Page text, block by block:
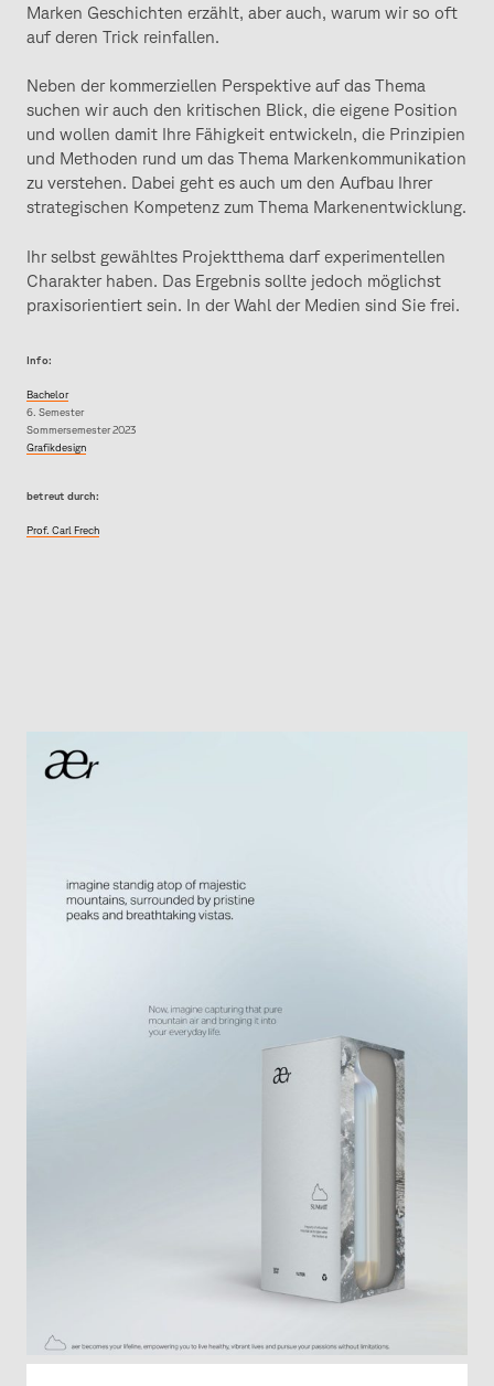
Marken Geschichten erzählt, aber auch, warum wir so oft
auf deren Trick reinfallen.
Neben der kommerziellen Perspektive auf das Thema
suchen wir auch den kritischen Blick, die eigene Position
und wollen damit Ihre Fähigkeit entwickeln, die Prinzipien
und Methoden rund um das Thema Markenkommunikation
zu verstehen. Dabei geht es auch um den Aufbau Ihrer
strategischen Kompetenz zum Thema Markenentwicklung.
Ihr selbst gewähltes Projektthema darf experimentellen
Charakter haben. Das Ergebnis sollte jedoch möglichst
praxisorientiert sein. In der Wahl der Medien sind Sie frei.
Info:
Bachelor
6. Semester
Sommersemester 2023
Grafikdesign
betreut durch:
Prof. Carl Frech